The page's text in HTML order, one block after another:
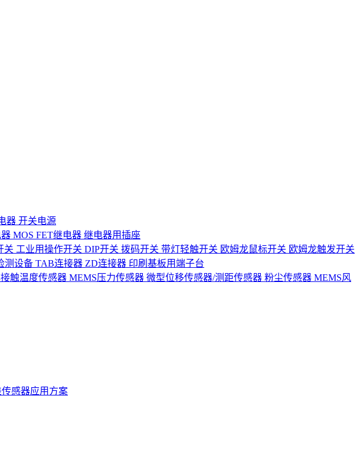
器 开关电源
MOS FET继电器 继电器用插座
关 工业用操作开关 DIP开关 拨码开关 带灯轻触开关 欧姆龙鼠标开关 欧姆龙触发开关
测设备 TAB连接器 ZD连接器 印刷基板用端子台
触温度传感器 MEMS压力传感器 微型位移传感器/测距传感器 粉尘传感器 MEMS风
感器应用方案